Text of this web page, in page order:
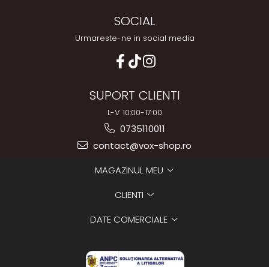
SOCIAL
Urmareste-ne in social media
SUPORT CLIENTI
L-V 10:00-17:00
0735110011
contact@vox-shop.ro
MAGAZINUL MEU
CLIENTI
DATE COMERCIALE